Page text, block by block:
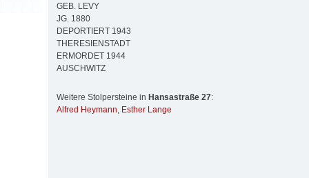
GEB. LEVY
JG. 1880
DEPORTIERT 1943
THERESIENSTADT
ERMORDET 1944
AUSCHWITZ
Weitere Stolpersteine in Hansastraße 27:
Alfred Heymann, Esther Lange